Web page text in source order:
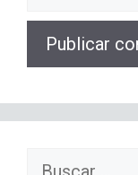
Buscar: